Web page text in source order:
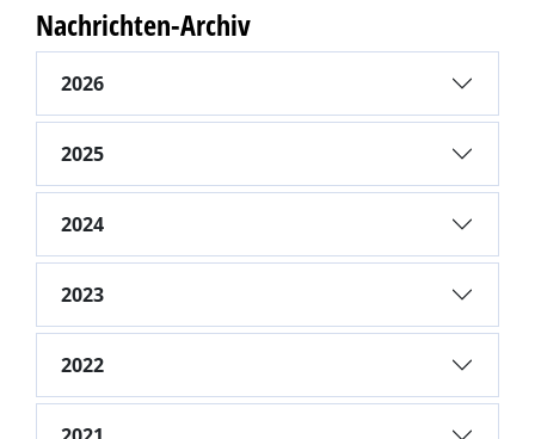
Nachrichten-Archiv
2026
2025
2024
2023
2022